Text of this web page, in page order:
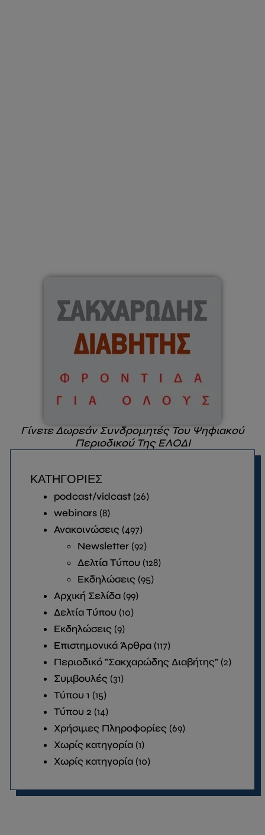
Γίνετε Δωρεάν Συνδρομητές Του Ψηφιακού
Περιοδικού Της ΕΛΟΔΙ
ΚΑΤΗΓΟΡΙΕΣ
podcast/vidcast (26)
webinars (8)
Ανακοινώσεις (497)
Newsletter (92)
Δελτία Τύπου (128)
Εκδηλώσεις (95)
Αρχική Σελίδα (99)
Δελτία Τύπου (10)
Εκδηλώσεις (9)
Επιστημονικά Άρθρα (117)
Περιοδικό "Σακχαρώδης Διαβήτης" (2)
Συμβουλές (31)
Τύπου 1 (15)
Τύπου 2 (14)
Χρήσιμες Πληροφορίες (69)
Χωρίς κατηγορία (1)
Χωρίς κατηγορία (10)